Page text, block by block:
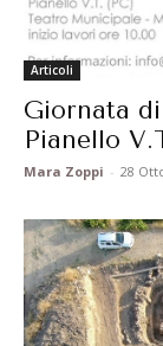
Articoli
Giornata
Pianello
Mara Zoppi - 28